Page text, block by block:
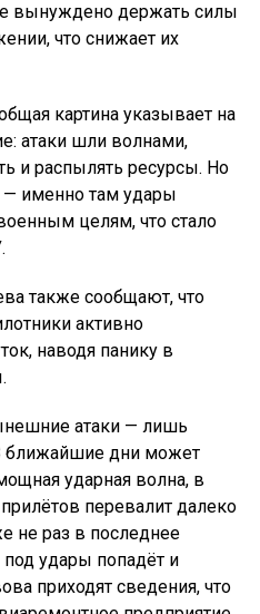
вынуждено держать силы
что снижает их
картина указывает на
атаки шли волнами,
и распылять ресурсы. Но
именно там удары
целям, что стало
также сообщают, что
активно
наводя панику в
атаки — лишь
ближайшие дни может
ударная волна, в
перевалит далеко
не раз в последнее
удары попадёт и
приходят сведения, что